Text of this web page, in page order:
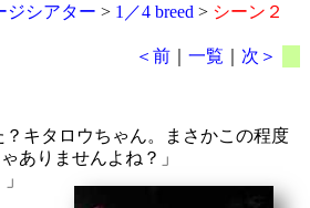
ジシアター > 1／4 breed > シーン２
＜前 ｜一覧 次＞
キタロウちゃん。まさかこの程度
ありませんよね？」